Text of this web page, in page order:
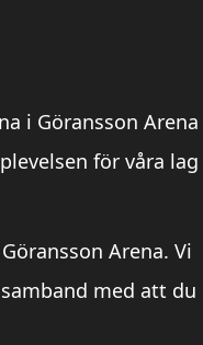
i Göransson Arena
för våra lag
Arena. Vi
med att du